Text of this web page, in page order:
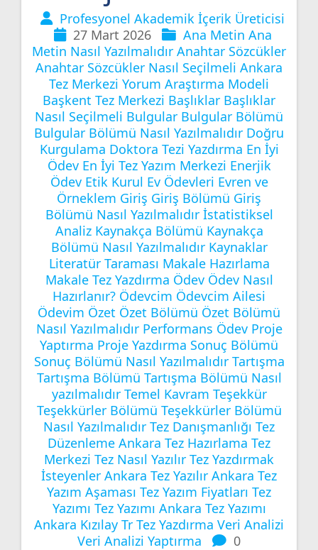
Profesyonel Akademik İçerik Üreticisi
27 Mart 2026
Ana Metin Ana
Metin Nasıl Yazılmalıdır Anahtar Sözcükler
Anahtar Sözcükler Nasıl Seçilmeli Ankara
Tez Merkezi Yorum Araştırma Modeli
Başkent Tez Merkezi Başlıklar Başlıklar
Nasıl Seçilmeli Bulgular Bulgular Bölümü
Bulgular Bölümü Nasıl Yazılmalıdır Doğru
Kurgulama Doktora Tezi Yazdırma En İyi
Ödev En İyi Tez Yazım Merkezi Enerjik
Ödev Etik Kurul Ev Ödevleri Evren ve
Örneklem Giriş Giriş Bölümü Giriş
Bölümü Nasıl Yazılmalıdır İstatistiksel
Analiz Kaynakça Bölümü Kaynakça
Bölümü Nasıl Yazılmalıdır Kaynaklar
Literatür Taraması Makale Hazırlama
Makale Tez Yazdırma Ödev Ödev Nasıl
Hazırlanır? Ödevcim Ödevcim Ailesi
Ödevim Özet Özet Bölümü Özet Bölümü
Nasıl Yazılmalıdır Performans Ödev Proje
Yaptırma Proje Yazdırma Sonuç Bölümü
Sonuç Bölümü Nasıl Yazılmalıdır Tartışma
Tartışma Bölümü Tartışma Bölümü Nasıl
yazılmalıdır Temel Kavram Teşekkür
Teşekkürler Bölümü Teşekkürler Bölümü
Nasıl Yazılmalıdır Tez Danışmanlığı Tez
Düzenleme Ankara Tez Hazırlama Tez
Merkezi Tez Nasıl Yazılır Tez Yazdırmak
İsteyenler Ankara Tez Yazılır Ankara Tez
Yazım Aşaması Tez Yazım Fiyatları Tez
Yazımı Tez Yazımı Ankara Tez Yazımı
Ankara Kızılay Tr Tez Yazdırma Veri Analizi
Veri Analizi Yaptırma
0